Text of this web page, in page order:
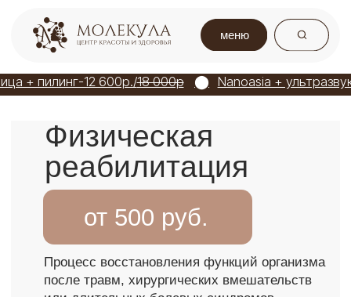
меню
Физическая
реабилитация
Процесс восстановления функций организма
после травм, хирургических вмешательств
или длительных болевых синдромов.
Основная цель физической реабилитации —
восстановление утраченной двигательной
и снижение риска повторных осложнений и
рецидивов боли.
Современная медицинская реабилитация
от 500 руб.